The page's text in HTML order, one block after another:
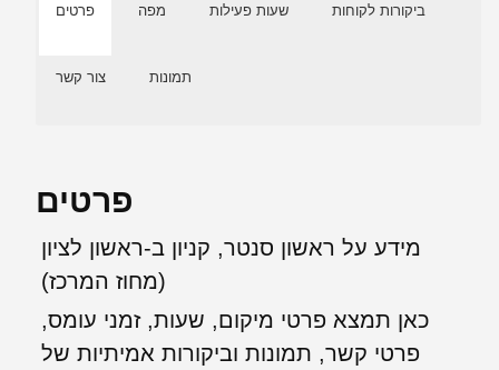
פרטים מפה שעות פעילות ביקורות לקוחות
צור קשר תמונות
פרטים
מידע על ראשון סנטר, קניון ב-ראשון לציון
(מחוז המרכז)
כאן תמצא פרטי מיקום, שעות, זמני עומס,
פרטי קשר, תמונות וביקורות אמיתיות של